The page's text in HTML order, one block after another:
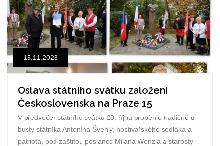
15.11.2023
Oslava státního svátku založení
Československa na Praze 15
V předvečer státního svátku 28. října proběhlo tradičně u
busty státníka Antonína Švehly, hostivařského sedláka a
patriota, pod záštitou poslance Milana Wenzla a starosty